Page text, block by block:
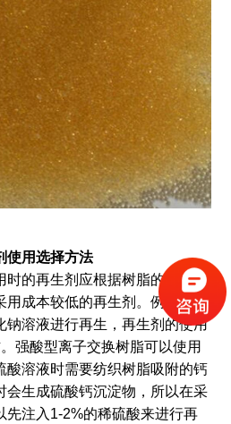
使用选择方法
时的再生剂应根据树脂的类型来
用成本较低的再生剂。例如在使
钠溶液进行再生，再生剂的使用
强酸型离子交换树脂可以使用
酸溶液时需要纺织树脂吸附的钙
会生成硫酸钙沉淀物，所以在采
先注入1-2%的稀硫酸来进行再